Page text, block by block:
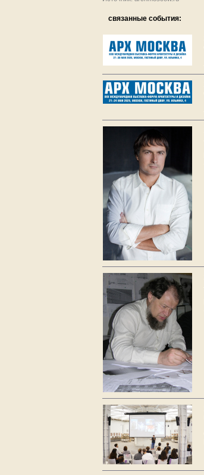
связанные события: